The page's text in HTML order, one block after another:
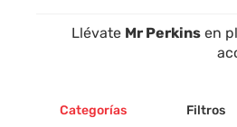
Llévate Mr Perkinsen
Categorías Filtros